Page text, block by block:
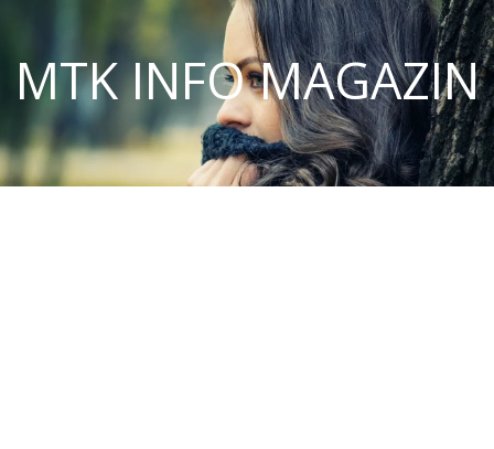
MTK INFO MAGAZIN